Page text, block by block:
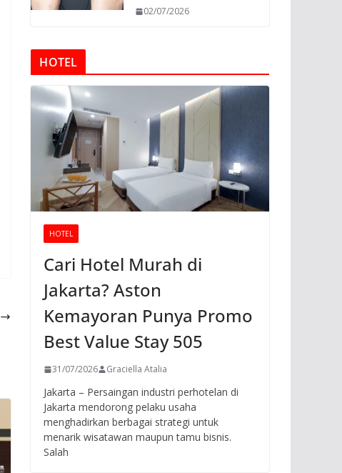
02/07/2026
HOTEL
HOTEL
Cari Hotel Murah di
Jakarta? Aston
Kemayoran Punya Promo
Best Value Stay 505
31/07/2026 Graciella Atalia
Jakarta – Persaingan industri perhotelan di
Jakarta mendorong pelaku usaha
menghadirkan berbagai strategi untuk
menarik wisatawan maupun tamu bisnis.
Salah